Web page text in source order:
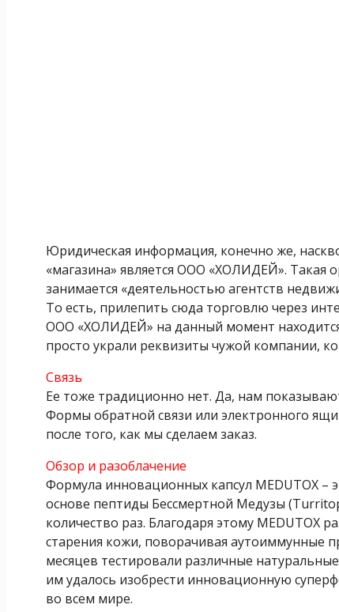
Юридическая информация, конечно же,
«магазина» является ООО «ХОЛИДЕЙ». Такая
занимается «деятельностью агентств
То есть, прилепить сюда торговлю через
ООО «ХОЛИДЕЙ» на данный момент
просто украли реквизиты чужой компании,
Связь
Ее тоже традиционно нет. Да, нам
Формы обратной связи или электронного
после того, как мы сделаем заказ.
Обзор и разоблачение
Формула инновационных капсул MEDUTOX –
основе пептиды Бессмертной Медузы
количество раз. Благодаря этому
старения кожи, поворачивая аутоиммунные
месяцев тестировали различные
им удалось изобрести инновационную
во всем мире.